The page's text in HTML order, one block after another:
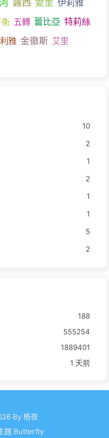
露西 愛里 伊莉雅
五轉 蕾比亞 特莉絲
雅 金徹斯 艾里
10
2
1
2
1
1
5
2
188
555254
1889401
1 天前
By 梧夜
題 Butterfly